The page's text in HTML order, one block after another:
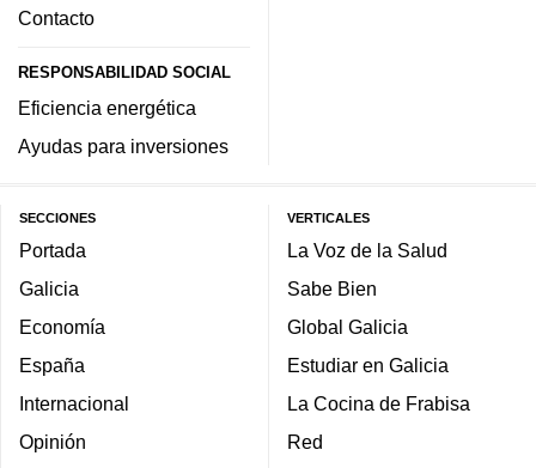
Contacto
RESPONSABILIDAD SOCIAL
Eficiencia energética
Ayudas para inversiones
SECCIONES
Portada
Galicia
Economía
España
Internacional
Opinión
VERTICALES
La Voz de la Salud
Sabe Bien
Global Galicia
Estudiar en Galicia
La Cocina de Frabisa
Red